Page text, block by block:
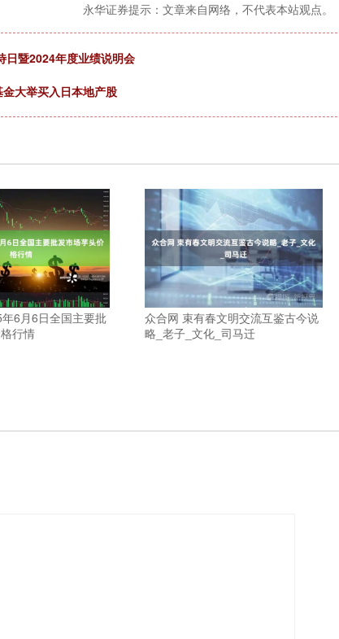
永华证券提示：文章来自网络，不代表本站观点。
日暨2024年度业绩说明会
大举买入日本地产股
6月6日全国主要批
行情
众合网 束有春文明交流互鉴古今说
略_老子_文化_司马迁